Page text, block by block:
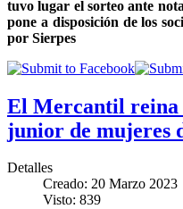
tuvo lugar el sorteo ante
pone a disposición de los
por Sierpes
El Mercantil reina
junior de mujeres
Detalles
Creado: 20 Marzo 2023
Visto: 839